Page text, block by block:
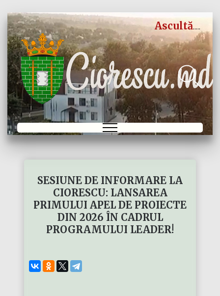
Ascultă
SESIUNE DE INFORMARE LA
CIORESCU: LANSAREA
PRIMULUI APEL DE PROIECTE
DIN 2026 ÎN CADRUL
PROGRAMULUI LEADER!